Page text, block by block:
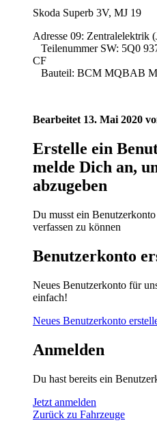
Skoda Superb 3V, MJ 19
Adresse 09: Zentralelektrik
Teilenummer SW: 5Q0
CF
Bauteil: BCM MQBAB
Bearbeitet 13. Mai 2020
Erstelle ein
melde Dich an,
abzugeben
Du musst ein
verfassen zu können
Benutzerkonto
Neues Benutzerkonto für
einfach!
Neues Benutzerkonto
Anmelden
Du hast bereits ein
Jetzt anmelden
Zurück zu Fahrzeuge